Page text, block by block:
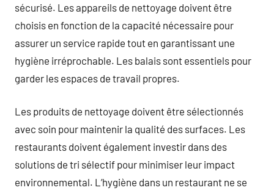
sécurisé. Les appareils de nettoyage doivent être
choisis en fonction de la capacité nécessaire pour
assurer un service rapide tout en garantissant une
hygiène irréprochable. Les balais sont essentiels pour
garder les espaces de travail propres.
Les produits de nettoyage doivent être sélectionnés
avec soin pour maintenir la qualité des surfaces. Les
restaurants doivent également investir dans des
solutions de tri sélectif pour minimiser leur impact
environnemental. L’hygiène dans un restaurant ne se